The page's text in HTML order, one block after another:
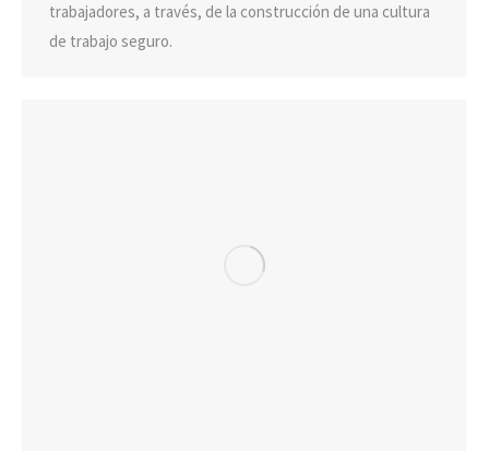
trabajadores, a través, de la construcción de una cultura
de trabajo seguro.